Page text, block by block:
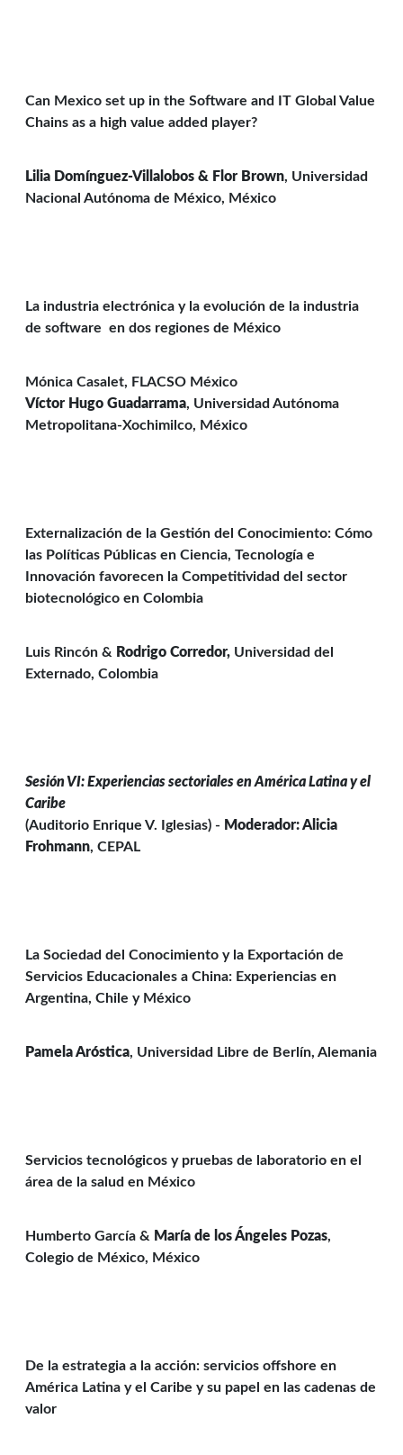
Can Mexico set up in the Software and IT Global Value
Chains as a high value added player?
Lilia Domínguez-Villalobos & Flor Brown, Universidad
Nacional Autónoma de México, México
La industria electrónica y la evolución de la industria
de software en dos regiones de México
Mónica Casalet, FLACSO México
Víctor Hugo Guadarrama, Universidad Autónoma
Metropolitana-Xochimilco, México
Externalización de la Gestión del Conocimiento: Cómo
las Políticas Públicas en Ciencia, Tecnología e
Innovación favorecen la Competitividad del sector
biotecnológico en Colombia
Luis Rincón & Rodrigo Corredor, Universidad del
Externado, Colombia
Sesión VI: Experiencias sectoriales en América Latina y el
Caribe
(Auditorio Enrique V. Iglesias) - Moderador: Alicia
Frohmann, CEPAL
La Sociedad del Conocimiento y la Exportación de
Servicios Educacionales a China: Experiencias en
Argentina, Chile y México
Pamela Aróstica, Universidad Libre de Berlín, Alemania
Servicios tecnológicos y pruebas de laboratorio en el
área de la salud en México
Humberto García & María de los Ángeles Pozas,
Colegio de México, México
De la estrategia a la acción: servicios offshore en
América Latina y el Caribe y su papel en las cadenas de
valor